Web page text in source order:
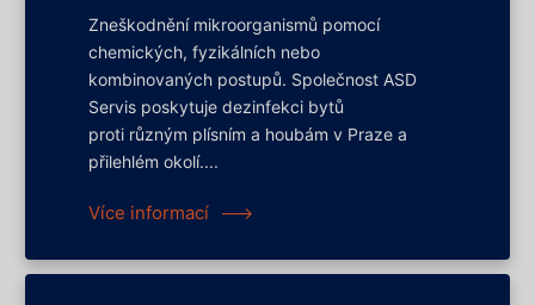
Zneškodnění mikroorganismů pomocí
chemických, fyzikálních nebo
kombinovaných postupů. Společnost ASD
Servis poskytuje dezinfekci bytů
proti různým plísním a houbám v Praze a
přilehlém okolí....
Více informací